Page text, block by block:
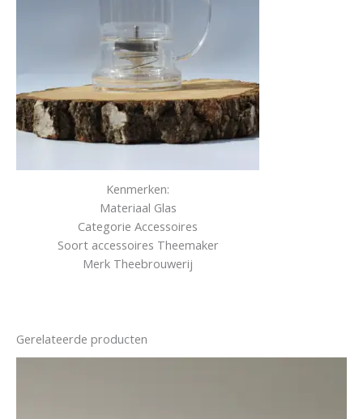
Kenmerken:
Materiaal Glas
Categorie Accessoires
Soort accessoires Theemaker
Merk Theebrouwerij
Gerelateerde producten